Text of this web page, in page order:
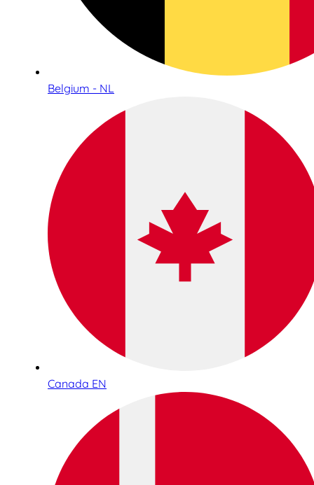
Belgium - NL
Canada EN